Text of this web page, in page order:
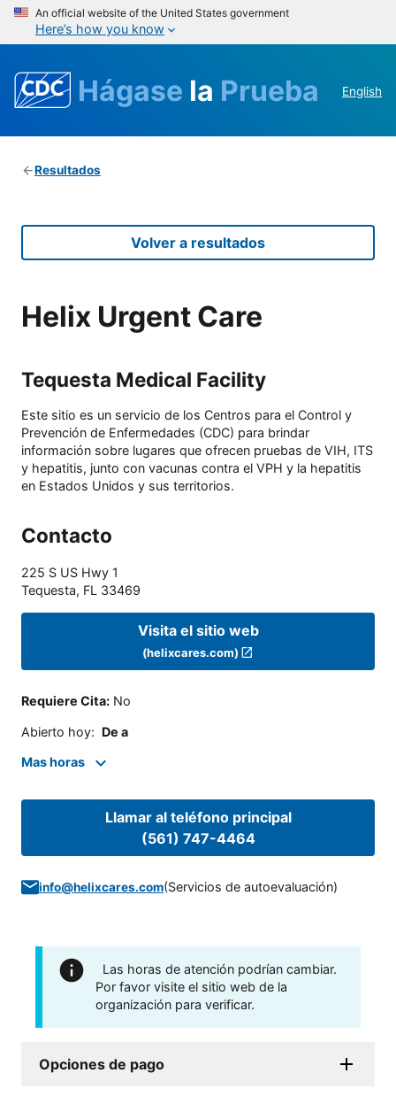
An official website of the United States government
Here’s how you know
Hágase la Prueba English
Resultados
Volver a resultados
Helix Urgent Care
Tequesta Medical Facility
Este sitio es un servicio de los Centros para el Control y
Prevención de Enfermedades (CDC) para brindar
información sobre lugares que ofrecen pruebas de VIH, ITS
y hepatitis, junto con vacunas contra el VPH y la hepatitis
en Estados Unidos y sus territorios.
Contacto
225 S US Hwy 1
Tequesta, FL 33469
Visita el sitio web
(helixcares.com)
Requiere Cita: No
Abierto hoy: De a
Mas horas
Llamar al teléfono principal
(561) 747-4464
info@helixcares.com(Servicios de autoevaluación)
Las horas de atención podrían cambiar.
Por favor visite el sitio web de la
organización para verificar.
Opciones de pago